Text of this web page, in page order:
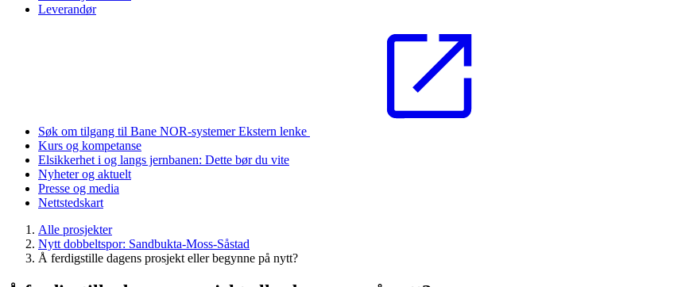
Leverandør
Søk om tilgang til Bane NOR-systemerEkstern lenke
Kurs og kompetanse
Elsikkerhet i og langs jernbanen: Dette bør du vite
Nyheter og aktuelt
Presse og media
Nettstedskart
Alle prosjekter
Nytt dobbeltspor: Sandbukta-Moss-Såstad
Å ferdigstille dagens prosjekt eller begynne på nytt?